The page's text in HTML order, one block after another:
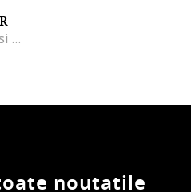
Trening cu imprimeu logo si maneci raglan
noutatile